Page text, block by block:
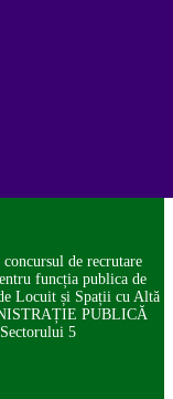
de recrutare
funcția publica de
Locuit și Spații cu Altă
PUBLICĂ
5